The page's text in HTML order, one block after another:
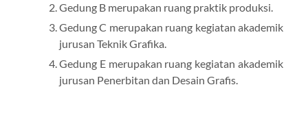
Gedung B merupakan ruang praktik produksi.
Gedung C merupakan ruang kegiatan akademik
jurusan Teknik Grafika.
Gedung E merupakan ruang kegiatan akademik
jurusan Penerbitan dan Desain Grafis.